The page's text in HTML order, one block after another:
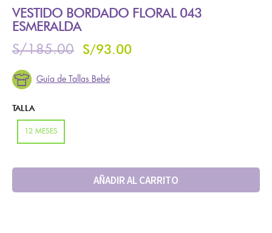
VESTIDO BORDADO FLORAL 043
ESMERALDA
S/185.00 S/93.00
Guía de Tallas Bebé
TALLA
12 MESES
AÑADIR AL CARRITO